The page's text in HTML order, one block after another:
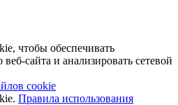
чтобы обеспечивать
сайта и анализировать сетевой
cookie
Правила использования